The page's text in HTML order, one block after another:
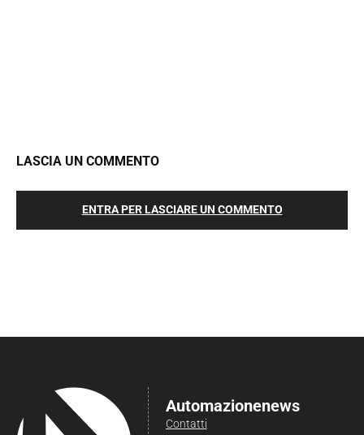
LASCIA UN COMMENTO
ENTRA PER LASCIARE UN COMMENTO
Automazionenews
Contatti